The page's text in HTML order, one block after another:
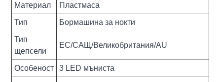
Материал Пластмаса
Тип Бормашина за нокти
Тип
щепсели
ЕС/САЩ/Великобритания/AU
Особеност 3 LED мъниста